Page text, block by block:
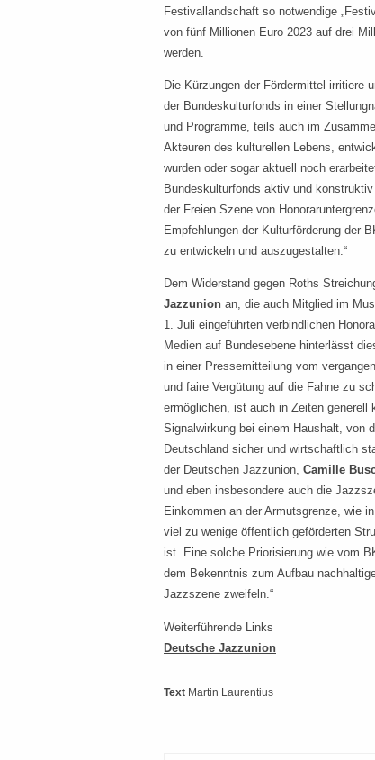
Festivallandschaft so notwendige
von fünf Millionen Euro 2023 auf drei
werden.
Die Kürzungen der Fördermittel irritiere
der Bundeskulturfonds in einer
und Programme, teils auch im
Akteuren des kulturellen Lebens,
wurden oder sogar aktuell noch
Bundeskulturfonds aktiv und
der Freien Szene von
Empfehlungen der Kulturförderung der
zu entwickeln und auszugestalten.“
Dem Widerstand gegen Roths
Jazzunion an, die auch Mitglied im
1. Juli eingeführten verbindlichen
Medien auf Bundesebene hinterlässt
in einer Pressemitteilung vom
und faire Vergütung auf die Fahne zu
ermöglichen, ist auch in Zeiten generell
Signalwirkung bei einem Haushalt, von
Deutschland sicher und wirtschaftlich
der Deutschen Jazzunion, Camille
und eben insbesondere auch die
Einkommen an der Armutsgrenze, wie
viel zu wenige öffentlich geförderten
ist. Eine solche Priorisierung wie vom
dem Bekenntnis zum Aufbau
Jazzszene zweifeln.“
Weiterführende Links
Deutsche Jazzunion
Text Martin Laurentius